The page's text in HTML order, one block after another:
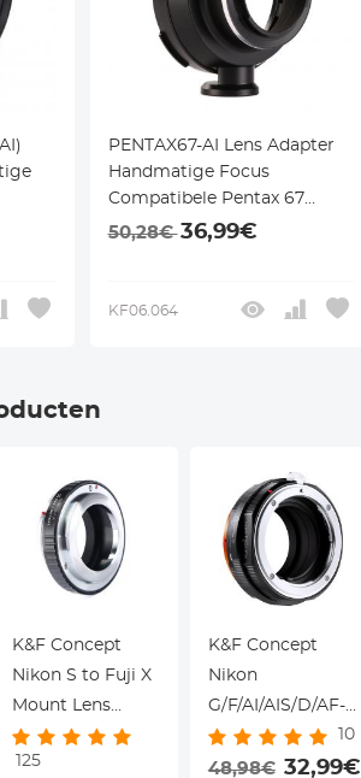
PENTAX67-AI Lens Adapter
Handmatige Focus
Compatibele Pentax 67
Lenzen voor Nikon F Camera
50,28€36,99€
KF06.064
K&F Concept
Nikon S to Fuji X
Mount Lens
Adapter M33111
125
K&F Concept
Nikon
G/F/AI/AIS/D/AF-S
to Fujifilm X
Mount Adapter
10
48,98€ 32,99€